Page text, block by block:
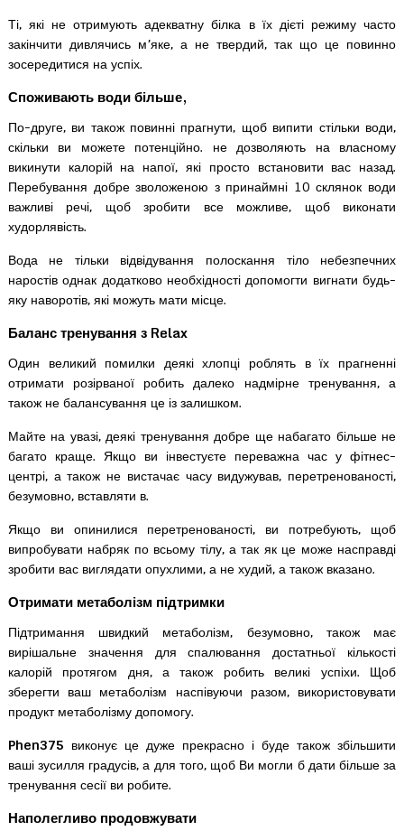
Ті, які не отримують адекватну білка в їх дієті режиму часто
закінчити дивлячись м’яке, а не твердий, так що це повинно
зосередитися на успіх.
Споживають води більше,
По-друге, ви також повинні прагнути, щоб випити стільки води,
скільки ви можете потенційно. не дозволяють на власному
викинути калорій на напої, які просто встановити вас назад.
Перебування добре зволоженою з принаймні 10 склянок води
важливі речі, щоб зробити все можливе, щоб виконати
худорлявість.
Вода не тільки відвідування полоскання тіло небезпечних
наростів однак додатково необхідності допомогти вигнати будь-
яку наворотів, які можуть мати місце.
Баланс тренування з Relax
Один великий помилки деякі хлопці роблять в їх прагненні
отримати розірваної робить далеко надмірне тренування, а
також не балансування це із залишком.
Майте на увазі, деякі тренування добре ще набагато більше не
багато краще. Якщо ви інвестуєте переважна час у фітнес-
центрі, а також не вистачає часу видужував, перетренованості,
безумовно, вставляти в.
Якщо ви опинилися перетренованості, ви потребують, щоб
випробувати набряк по всьому тілу, а так як це може насправді
зробити вас виглядати опухлими, а не худий, а також вказано.
Отримати метаболізм підтримки
Підтримання швидкий метаболізм, безумовно, також має
вирішальне значення для спалювання достатньої кількості
калорій протягом дня, а також робить великі успіхи. Щоб
зберегти ваш метаболізм наспівуючи разом, використовувати
продукт метаболізму допомогу.
Phen375 виконує це дуже прекрасно і буде також збільшити
ваші зусилля градусів, а для того, щоб Ви могли б дати більше за
тренування сесії ви робите.
Наполегливо продовжувати